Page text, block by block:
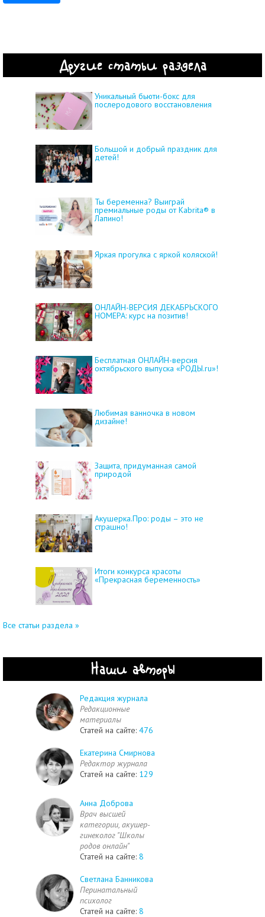
Другие статьи раздела
Уникальный бьюти-бокс для
послеродового восстановления
Большой и добрый праздник для
детей!
Ты беременна? Выиграй
премиальные роды от Kabrita® в
Лапино!
Яркая прогулка с яркой коляской!
ОНЛАЙН-ВЕРСИЯ ДЕКАБРЬСКОГО
НОМЕРА: курс на позитив!
Бесплатная ОНЛАЙН-версия
октябрьского выпуска «РОДЫ.ru»!
Любимая ванночка в новом
дизайне!
Защита, придуманная самой
природой
Акушерка.Про: роды – это не
страшно!
Итоги конкурса красоты
«Прекрасная беременность»
Все статьи раздела »
Наши авторы
Редакция журнала
Редакционные
материалы
Статей на сайте: 476
Екатерина Смирнова
Редактор журнала
Статей на сайте: 129
Анна Доброва
Врач высшей
категории, акушер-
гинеколог "Школы
родов онлайн"
Статей на сайте: 8
Светлана Банникова
Перинатальный
психолог
Статей на сайте: 8